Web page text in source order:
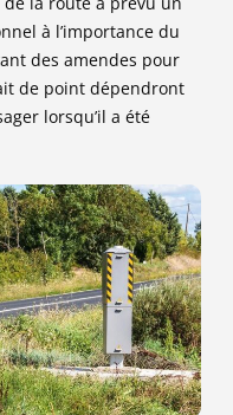
à l’importance du
des amendes pour
de point dépendront
lorsqu’il a été